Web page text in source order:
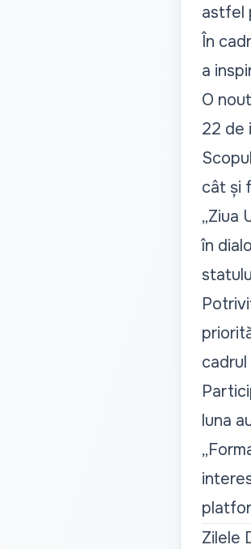
astfel
În
a
O
22 de
cât și
„Ziua
în
luna
Zilele